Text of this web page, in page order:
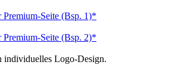
Premium-Seite (Bsp. 1)*
Premium-Seite (Bsp. 2)*
individuelles Logo-Design.